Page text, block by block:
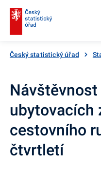
Český statistický úřad
ubytovacích
cestovního
čtvrtletí